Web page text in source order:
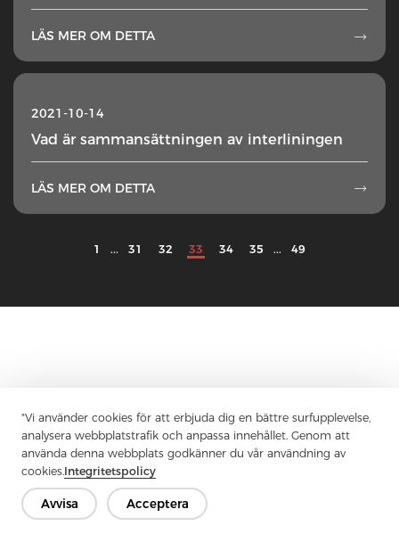
"Vi använder cookies för att erbjuda dig en bättre surfupplevelse,
analysera webbplatstrafik och anpassa innehållet. Genom att
använda denna webbplats godkänner du vår användning av
cookies.Integritetspolicy
Avvisa Acceptera
LÄS MER OM DETTA 
2021-10-14
Vad är sammansättningen av interliningen
LÄS MER OM DETTA 
1 ... 31 32 33 34 35 ... 49
Företag Produkt Lösning
VANLIGA FRÅGOR